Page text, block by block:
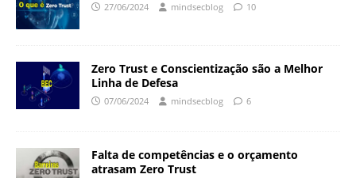
27/06/2024 mindsecblog 10
Zero Trust e Conscientização são a Melhor
Linha de Defesa
07/06/2024 mindsecblog 6
Falta de competências e o orçamento
atrasam Zero Trust